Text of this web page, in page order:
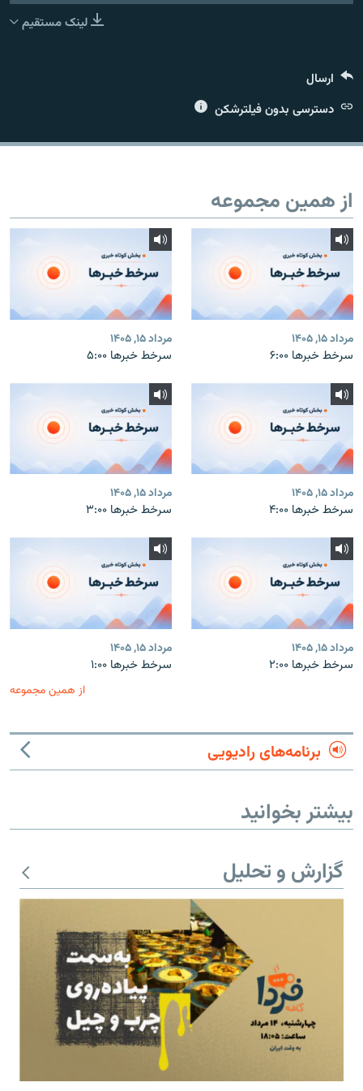
لینک مستقیم
ارسال
دسترسی بدون فیلترشکن
از همین مجموعه
مرداد ۱۵, ۱۴۰۵
سرخط خبرها ۶:۰۰
مرداد ۱۵, ۱۴۰۵
سرخط خبرها ۵:۰۰
مرداد ۱۵, ۱۴۰۵
سرخط خبرها ۴:۰۰
مرداد ۱۵, ۱۴۰۵
سرخط خبرها ۳:۰۰
مرداد ۱۵, ۱۴۰۵
سرخط خبرها ۲:۰۰
مرداد ۱۵, ۱۴۰۵
سرخط خبرها ۱:۰۰
از همین مجموعه
برنامه‌های رادیویی
بیشتر بخوانید
گزارش و تحلیل